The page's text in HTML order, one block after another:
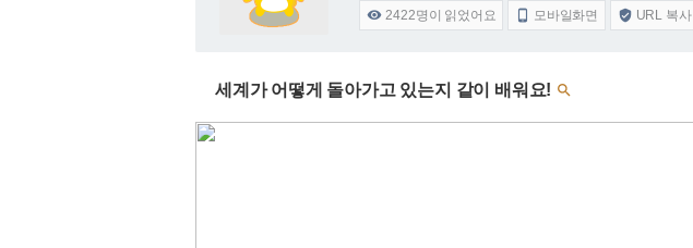
 2422명이 읽었어요  모바일화면  URL 복사
세계가 어떻게 돌아가고 있는지 같이 배워요! 